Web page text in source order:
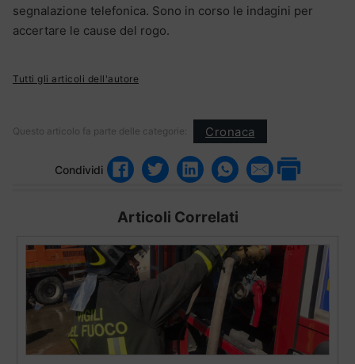
segnalazione telefonica. Sono in corso le indagini per
accertare le cause del rogo.
Tutti gli articoli dell'autore
Questo articolo fa parte delle categorie: Cronaca
Condividi
Articoli Correlati